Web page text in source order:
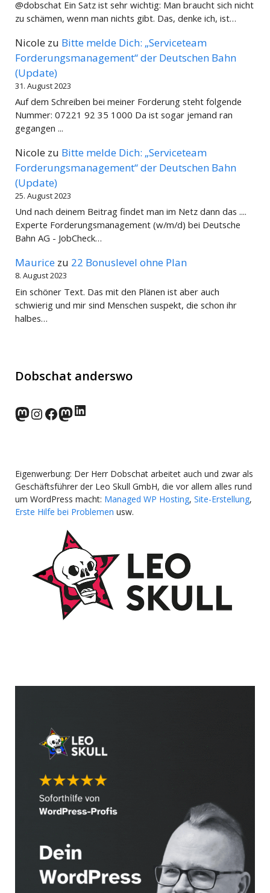
@dobschat Ein Satz ist sehr wichtig: Man braucht sich nicht
zu schämen, wenn man nichts gibt. Das, denke ich, ist…
Nicole zu Bitte melde Dich: „Serviceteam
Forderungsmanagement“ der Deutschen Bahn
(Update)
31. August 2023
Auf dem Schreiben bei meiner Forderung steht folgende
Nummer: 07221 92 35 1000 Da ist sogar jemand ran
gegangen ...
Nicole zu Bitte melde Dich: „Serviceteam
Forderungsmanagement“ der Deutschen Bahn
(Update)
25. August 2023
Und nach deinem Beitrag findet man im Netz dann das ....
Experte Forderungsmanagement (w/m/d) bei Deutsche
Bahn AG - JobCheck…
Maurice zu 22 Bonuslevel ohne Plan
8. August 2023
Ein schöner Text. Das mit den Plänen ist aber auch
schwierig und mir sind Menschen suspekt, die schon ihr
halbes…
Dobschat anderswo
norden.social
Instagram
Facebook
wp-punks.social
LinkedIn
Eigenwerbung: Der Herr Dobschat arbeitet auch und zwar als
Geschäftsführer der Leo Skull GmbH, die vor allem alles rund
um WordPress macht: Managed WP Hosting, Site-Erstellung,
Erste Hilfe bei Problemen usw.